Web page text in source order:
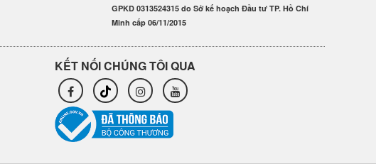
GPKD 0313524315 do Sở kế hoạch Đầu tư TP. Hồ Chí
Minh cấp 06/11/2015
KẾT NỐI CHÚNG TÔI QUA